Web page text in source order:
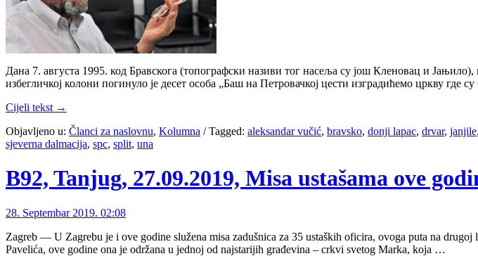
Дана 7. августа 1995. код Бравскога (топографски називи тог насеља су још Кленовац и
избегличкој колони погинуло је десет особа „Баш на Петровачкој цести изградићемо цркву где
Cijeli tekst →
Objavljeno u: Članci za naslovnu, Kolumna /Tagged: aleksandar vučić, bravsko, donji lapac, drvar, janjile,
sjeverna dalmacija, spc, split, una
B92, Tanjug, 27.09.2019, Misa ustašama ove
28. Septembar 2019. 02:08
Zagreb — U Zagrebu je i ove godine služena misa zadušnica za 35 ustaških oficira, ovoga puta na
Pavelića, ove godine ona je održana u jednoj od najstarijih građevina – crkvi svetog Marka, koja …